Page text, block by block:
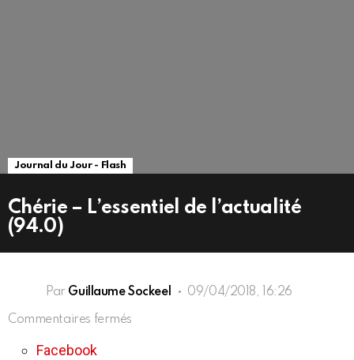
Journal du Jour - Flash
Chérie – L’essentiel de l’actualité
(94.0)
Par Guillaume Sockeel 09/04/2018, 16:26
Commentaires fermés
Facebook